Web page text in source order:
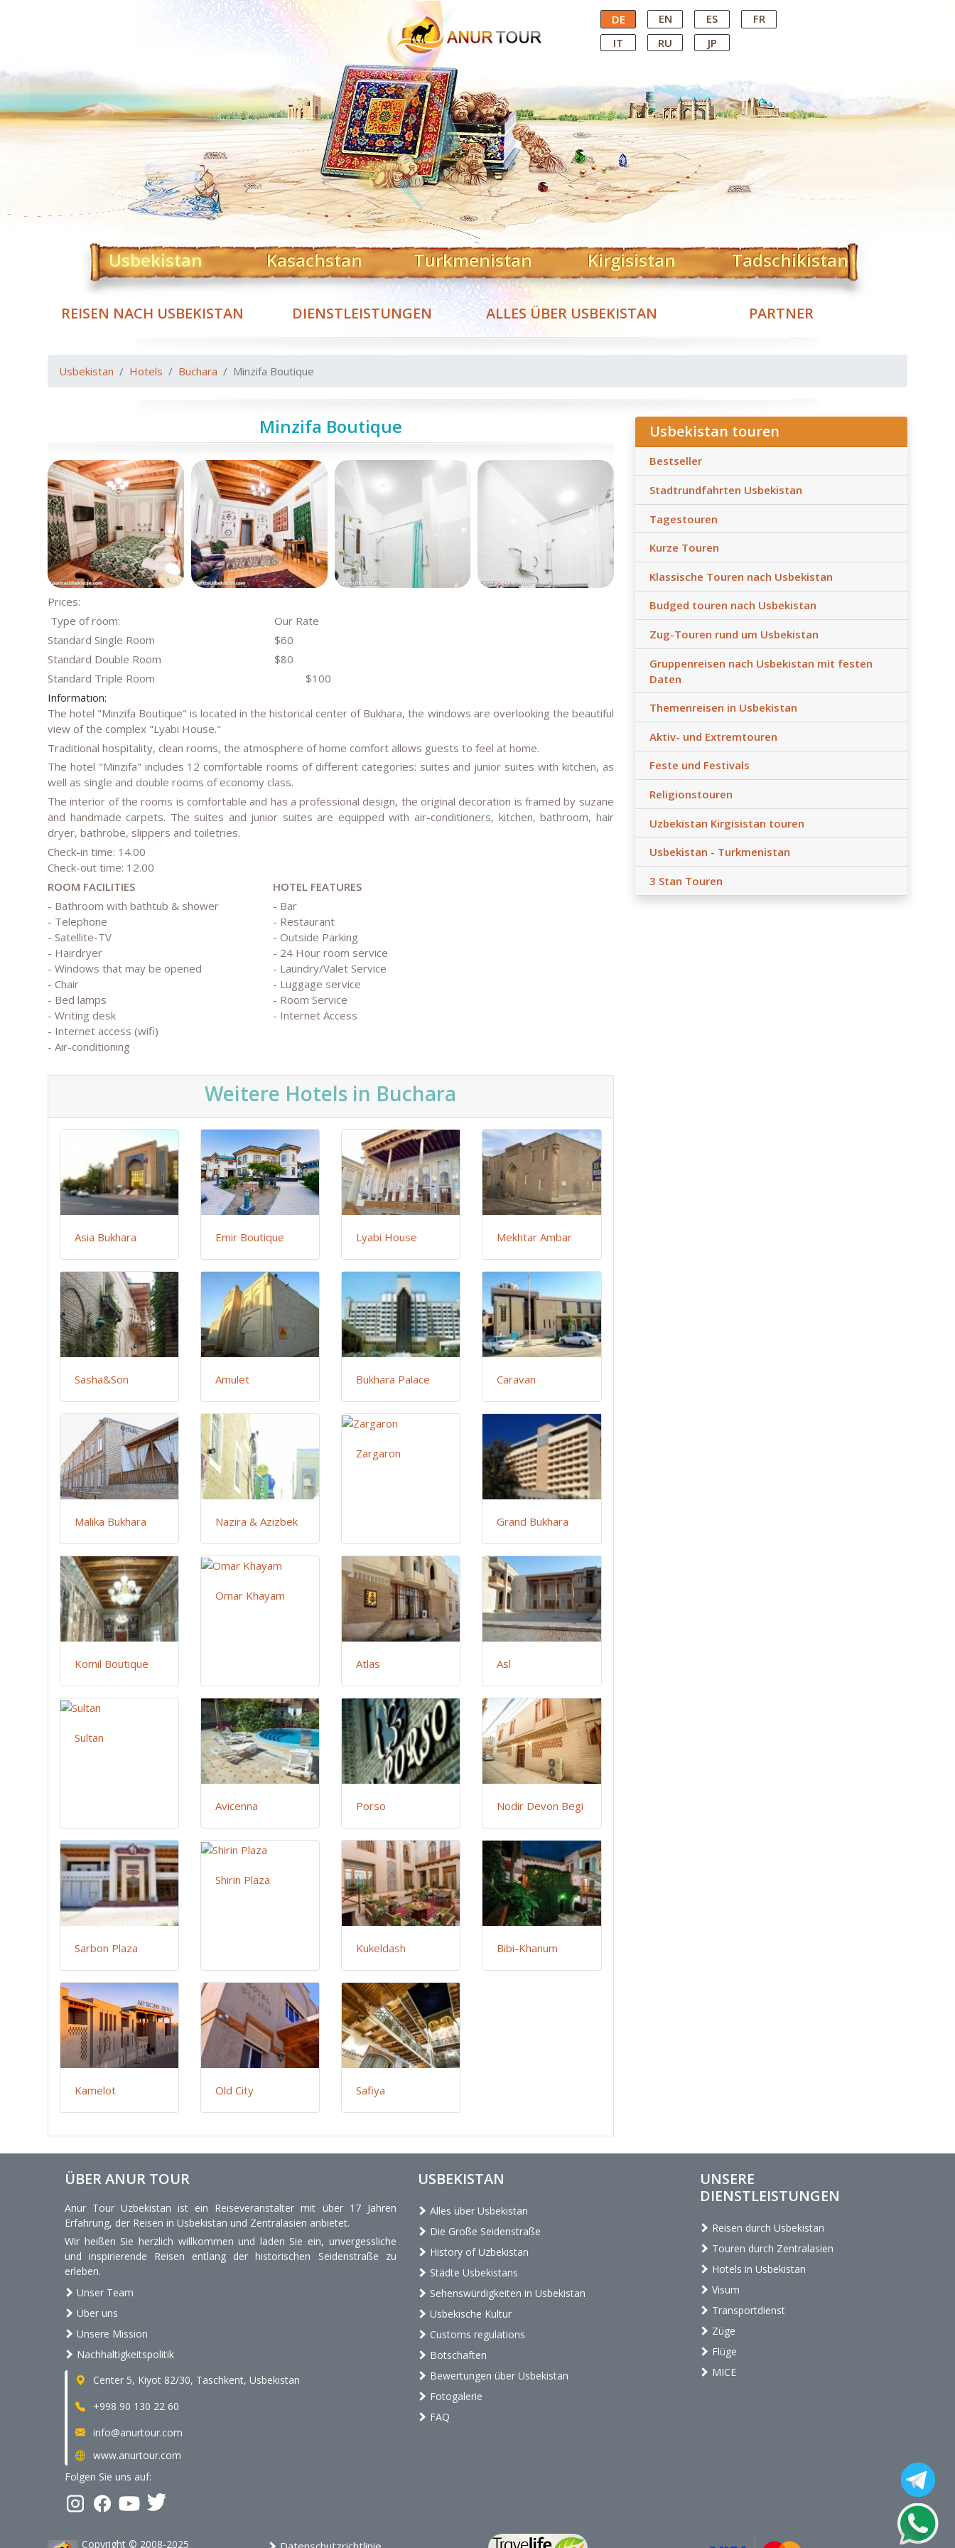
Central Asian Tour Operator DE EN ES
FR
IT
RU JP
Usbekistan Kasachstan Turkmenistan Kirgisistan Tadschikistan
REISEN NACH USBEKISTAN DIENSTLEISTUNGEN ALLES ÜBER USBEKISTAN PARTNER
Usbekistan Hotels Buchara Minzifa Boutique
Minzifa Boutique
Prices:
Type of room:
Our Rate
Standard Single Room
$60
Standard Double Room
$80
Standard Triple Room
$100
Information:
The hotel "Minzifa Boutique" is located in the historical center of Bukhara, the windows are overlooking the beautiful
view of the complex "Lyabi House."
Traditional hospitality, clean rooms, the atmosphere of home comfort allows guests to feel at home.
The hotel "Minzifa" includes 12 comfortable rooms of different categories: suites and junior suites with kitchen, as
well as single and double rooms of economy class.
The interior of the rooms is comfortable and has a professional design, the original decoration is framed by suzane
and handmade carpets. The suites and junior suites are equipped with air-conditioners, kitchen, bathroom, hair
dryer, bathrobe, slippers and toiletries.
Check-in time: 14.00
Check-out time: 12.00
ROOM FACILITIES
HOTEL FEATURES
- Bathroom with bathtub & shower
- Telephone
- Satellite-TV
- Hairdryer
- Windows that may be opened
- Chair
- Bed lamps
- Writing desk
- Internet access (wifi)
- Air-conditioning
- Bar
- Restaurant
- Outside Parking
- 24 Hour room service
- Laundry/Valet Service
- Luggage service
- Room Service
- Internet Access
Weitere Hotels in Buchara
Asia Bukhara Emir Boutique Lyabi House Mekhtar Ambar
Sasha&Son Amulet Bukhara Palace Caravan
Malika Bukhara Nazira & Azizbek
Zargaron
Grand Bukhara
Komil Boutique
Omar Khayam
Atlas Asl
Sultan
Avicenna Porso Nodir Devon Begi
Sarbon Plaza
Shirin Plaza
Kukeldash Bibi-Khanum
Kamelot Old City Safiya
Usbekistan touren
Bestseller
Stadtrundfahrten Usbekistan
Tagestouren
Kurze Touren
Klassische Touren nach Usbekistan
Budged touren nach Usbekistan
Zug-Touren rund um Usbekistan
Gruppenreisen nach Usbekistan mit festen
Daten
Themenreisen in Usbekistan
Aktiv- und Extremtouren
Feste und Festivals
Religionstouren
Uzbekistan Kirgisistan touren
Usbekistan - Turkmenistan
3 Stan Touren
ÜBER ANUR TOUR
Anur Tour Uzbekistan ist ein Reiseveranstalter mit über 17 Jahren
Erfahrung, der Reisen in Usbekistan und Zentralasien anbietet.
Wir heißen Sie herzlich willkommen und laden Sie ein, unvergessliche
und inspirierende Reisen entlang der historischen Seidenstraße zu
erleben.
Unser Team
Über uns
Unsere Mission
Nachhaltigkeitspolitik
Center 5, Kiyot 82/30, Taschkent, Usbekistan
+998 90 130 22 60
info@anurtour.com
www.anurtour.com
Folgen Sie uns auf:
USBEKISTAN
Alles über Usbekistan
Die Große Seidenstraße
History of Uzbekistan
Städte Usbekistans
Sehenswürdigkeiten in Usbekistan
Usbekische Kultur
Customs regulations
Botschaften
Bewertungen über Usbekistan
Fotogalerie
FAQ
UNSERE
DIENSTLEISTUNGEN
Reisen durch Usbekistan
Touren durch Zentralasien
Hotels in Usbekistan
Visum
Transportdienst
Züge
Flüge
MICE
Copyright © 2008-2025